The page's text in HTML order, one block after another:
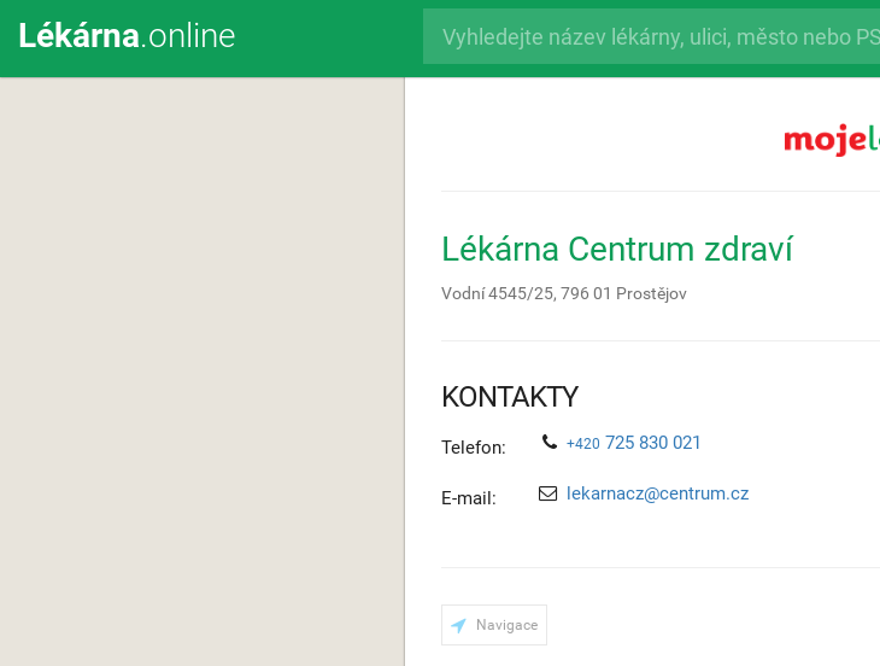
Lékárna.online
Lékárna Centrum zdraví
Vodní 4545/25, 796 01 Prostějov
KONTAKTY
Telefon: +420 725 830 021
E-mail: lekarnacz@centrum.cz
Navigace